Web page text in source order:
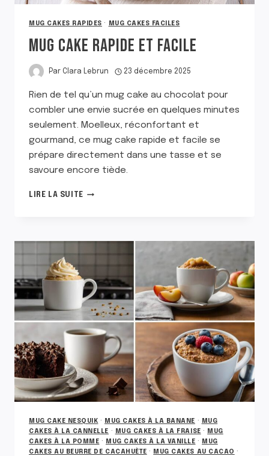
MUG CAKES RAPIDES · MUG CAKES FACILES
MUG CAKE RAPIDE ET FACILE
Par Clara Lebrun 23 décembre 2025
Rien de tel qu’un mug cake au chocolat pour
combler une envie sucrée en quelques minutes
seulement. Moelleux, réconfortant et
gourmand, ce mug cake rapide et facile se
prépare directement dans une tasse et se
savoure encore tiède.
LIRE LA SUITEMUG
FACILE
MUG CAKE NESQUIK · MUG CAKES À LA BANANE ·
MUG
CAKES À LA CANNELLE · MUG CAKES À LA FRAISE ·
MUG
CAKES À LA POMME · MUG CAKES À LA VANILLE ·
MUG
CAKES AU BEURRE DE CACAHUÈTE · MUG CAKES AU CACAO ·